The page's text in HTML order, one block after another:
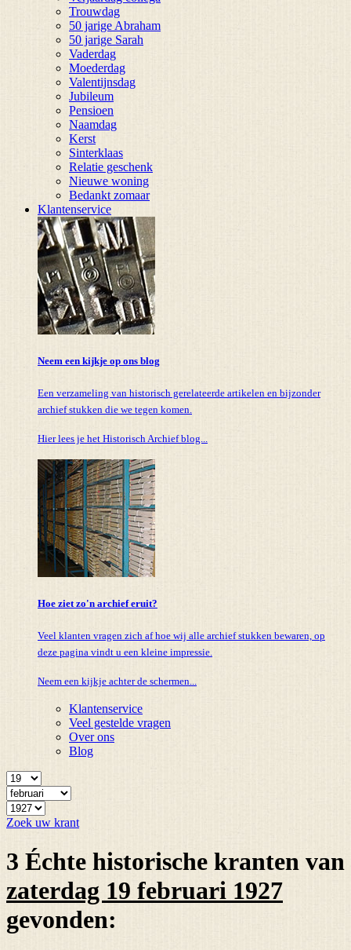
Trouwdag
50 jarige Abraham
50 jarige Sarah
Vaderdag
Moederdag
Valentijnsdag
Jubileum
Pensioen
Naamdag
Kerst
Sinterklaas
Relatie geschenk
Nieuwe woning
Bedankt zomaar
Klantenservice
Neem een kijkje op ons blog
Een verzameling van historisch gerelateerde artikelen en bijzonder
archief stukken die we tegen komen.
Hier lees je het Historisch Archief blog...
Hoe ziet zo'n archief eruit?
Veel klanten vragen zich af hoe wij alle archief stukken bewaren, op
deze pagina vindt u een kleine impressie.
Neem een kijkje achter de schermen...
Klantenservice
Veel gestelde vragen
Over ons
Blog
Zoek uw krant
3 Échte historische kranten van
zaterdag 19 februari 1927
gevonden: